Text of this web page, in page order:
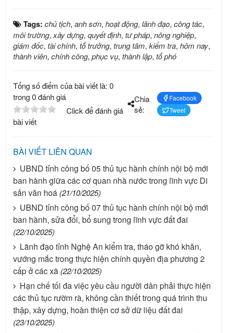
Tags: chủ tịch, anh sơn, hoạt động, lãnh đạo, công tác,
môi trường, xây dựng, quyết định, tư pháp, nông nghiệp,
giám đốc, tài chính, tổ trưởng, trung tâm, kiểm tra, hôm nay,
thành viên, chính công, phục vụ, thành lập, tổ phó
Tổng số điểm của bài viết là: 0
trong 0 đánh giá
Click để đánh giá
bài viết
Chia
sẻ:
Facebook
Tweet
BÀI VIẾT LIÊN QUAN
UBND tỉnh công bố 05 thủ tục hành chính nội bộ mới
ban hành giữa các cơ quan nhà nước trong lĩnh vực Di
sản văn hoá (21/10/2025)
UBND tỉnh công bố 07 thủ tục hành chính nội bộ mới
ban hành, sửa đổi, bổ sung trong lĩnh vực đất đai
(22/10/2025)
Lãnh đạo tỉnh Nghệ An kiểm tra, tháo gỡ khó khăn,
vướng mắc trong thực hiện chính quyền địa phương 2
cấp ở các xã (22/10/2025)
Hạn chế tối đa việc yêu cầu người dân phải thực hiện
các thủ tục rườm rà, không cần thiết trong quá trình thu
thập, xây dựng, hoàn thiện cơ sở dữ liệu đất đai
(23/10/2025)